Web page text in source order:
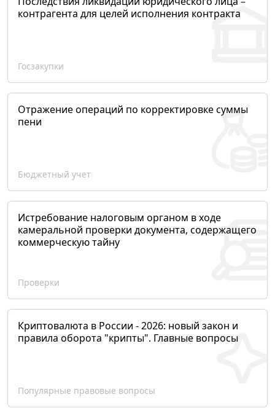
контрагента для целей исполнения контракта
Госзакупки
Отражение операций по корректировке суммы
пени
Бюджетный учет
Истребование налоговым органом в ходе
камеральной проверки документа, содержащего
коммерческую тайну
Проверки
Криптовалюта в России - 2026: новый закон и
правила оборота "крипты". Главные вопросы
Популярные правовые вопросы